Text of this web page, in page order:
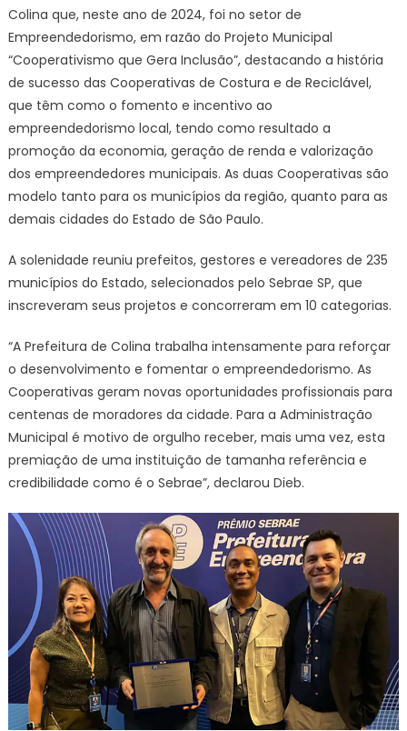
Colina que, neste ano de 2024, foi no setor de
Empreendedorismo, em razão do Projeto Municipal
“Cooperativismo que Gera Inclusão”, destacando a história
de sucesso das Cooperativas de Costura e de Reciclável,
que têm como o fomento e incentivo ao
empreendedorismo local, tendo como resultado a
promoção da economia, geração de renda e valorização
dos empreendedores municipais. As duas Cooperativas são
modelo tanto para os municípios da região, quanto para as
demais cidades do Estado de São Paulo.
A solenidade reuniu prefeitos, gestores e vereadores de 235
municípios do Estado, selecionados pelo Sebrae SP, que
inscreveram seus projetos e concorreram em 10 categorias.
“A Prefeitura de Colina trabalha intensamente para reforçar
o desenvolvimento e fomentar o empreendedorismo. As
Cooperativas geram novas oportunidades profissionais para
centenas de moradores da cidade. Para a Administração
Municipal é motivo de orgulho receber, mais uma vez, esta
premiação de uma instituição de tamanha referência e
credibilidade como é o Sebrae”, declarou Dieb.